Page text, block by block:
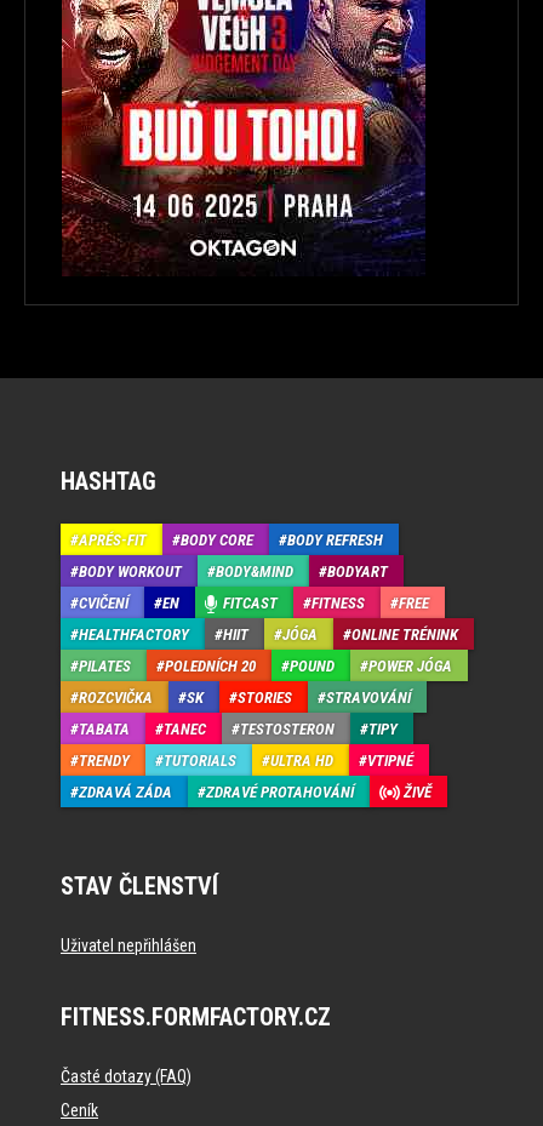
HASHTAG
APRÉS-FIT BODY CORE
BODY REFRESH
BODY WORKOUT
BODY&MIND
BODYART
CVIČENÍ
EN FITCAST FITNESS
FREE
HEALTHFACTORY
HIIT JÓGA
ONLINE TRÉNINK
PILATES
POLEDNÍCH 20 POUND
POWER JÓGA
ROZCVIČKA
SK STORIES
STRAVOVÁNÍ
TABATA
TANEC TESTOSTERON
TIPY
TRENDY
TUTORIALS ULTRA HD
VTIPNÉ
ZDRAVÁ ZÁDA
ZDRAVÉ PROTAHOVÁNÍ ŽIVĚ
STAV ČLENSTVÍ
Uživatel nepřihlášen
FITNESS.FORMFACTORY.CZ
Časté dotazy (FAQ)
Ceník